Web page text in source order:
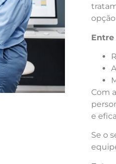
Entre
Com
e
Se o